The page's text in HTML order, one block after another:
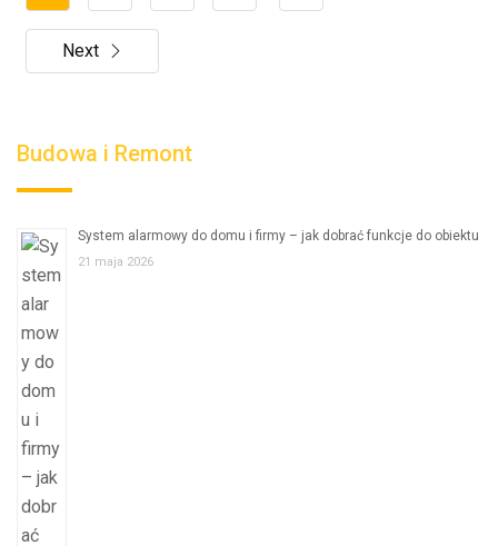
Next
Budowa i Remont
System alarmowy do domu i firmy – jak dobrać funkcje do obiektu
21 maja 2026